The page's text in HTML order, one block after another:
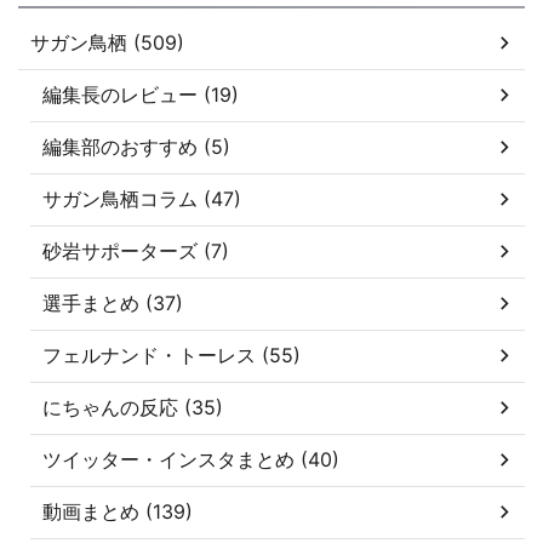
サガン鳥栖 (509)
編集長のレビュー (19)
編集部のおすすめ (5)
サガン鳥栖コラム (47)
砂岩サポーターズ (7)
選手まとめ (37)
フェルナンド・トーレス (55)
にちゃんの反応 (35)
ツイッター・インスタまとめ (40)
動画まとめ (139)